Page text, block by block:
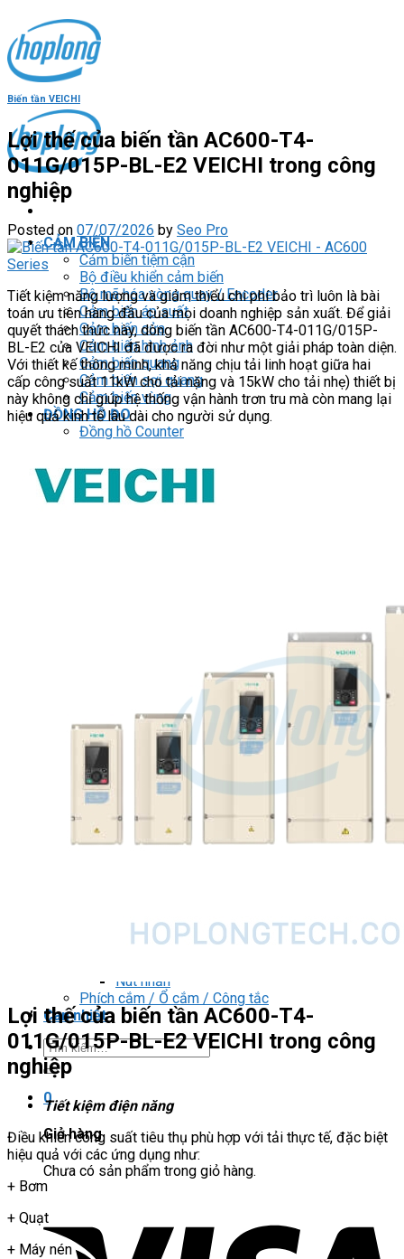
content
CẢM BIẾN
Cảm biến tiệm cận
Bộ điều khiển cảm biến
Bộ mã hóa vòng quay / Encoder
Cảm biến áp suất
Cảm biến cửa
Cảm biến hình ảnh
Cảm biến quang
Cảm biến sợi quang
Cảm biến vùng
ĐỒNG HỒ ĐO
Đồng hồ Counter
Đồng hồ Counter/Timer
Đồng hồ nhiệt độ
Đồng hồ đo xung/ tốc độ
DRIVER / MOTOR SERVO
LOGIC RELAY
BỘ NGUỒN DC
Robot KUKA
Light Star
DRIVER / MOTOR STEP
ĐÈN BÁO
CHUYỂN MẠCH / NÚT NHẤN
Chuyển mạch có khóa
Nút nhấn
Phích cắm / Ổ cắm / Công tắc
Can nhiệt
Tìm
kiếm:
0
Giỏ hàng
Chưa có sản phẩm trong giỏ hàng.
Biến tần VEICHI
Lợi thế của biến tần AC600-T4-
011G/015P-BL-E2 VEICHI trong công
nghiệp
Posted on 07/07/2026 by Seo Pro
Tiết kiệm năng lượng và giảm thiểu chi phí bảo trì luôn là bài
toán ưu tiên hàng đầu của mọi doanh nghiệp sản xuất. Để giải
quyết thách thức này, dòng biến tần AC600-T4-011G/015P-
BL-E2 của VEICHI đã được ra đời như một giải pháp toàn diện.
Với thiết kế thông minh, khả năng chịu tải linh hoạt giữa hai
cấp công suất 11kW cho tải nặng và 15kW cho tải nhẹ) thiết bị
này không chỉ giúp hệ thống vận hành trơn tru mà còn mang lại
hiệu quả kinh tế lâu dài cho người sử dụng.
Lợi thế của biến tần AC600-T4-
011G/015P-BL-E2 VEICHI trong công
nghiệp
Tiết kiệm điện năng
Điều khiển công suất tiêu thụ phù hợp với tải thực tế, đặc biệt
hiệu quả với các ứng dụng như:
+ Bơm
+ Quạt
+ Máy nén